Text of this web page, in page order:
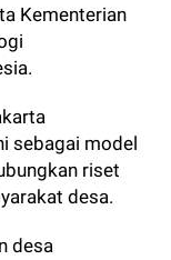
Kementerian
sebagai model
riset
desa.
desa